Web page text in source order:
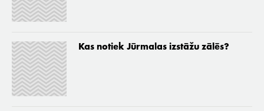
Kas notiek Jūrmalas izstāžu zālēs?